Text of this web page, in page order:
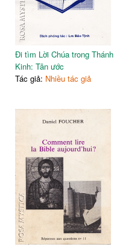
Đi tìm Lời Chúa trong Thánh
Kinh: Tân ước
Tác giả: Nhiều tác giả